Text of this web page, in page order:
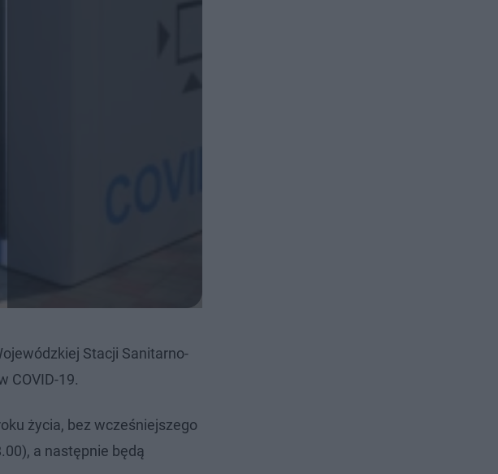
Stacji Sanitarno-
COVID-19.
życia, bez wcześniejszego
a następnie będą